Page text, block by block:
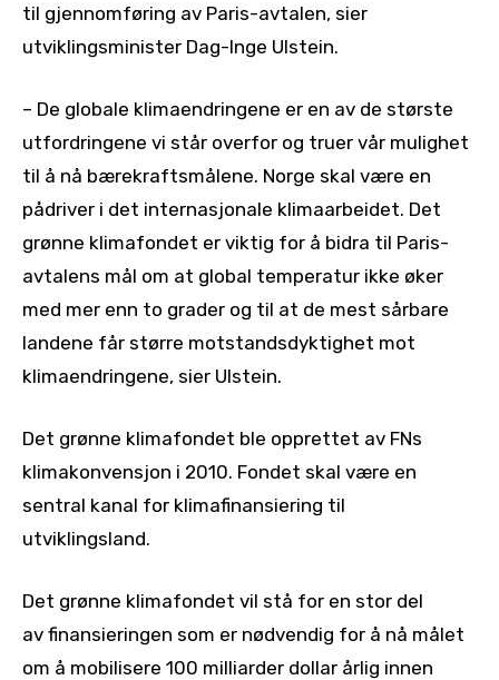
til gjennomføring av Paris-avtalen, sier
utviklingsminister Dag-Inge Ulstein.
– De globale klimaendringene er en av de største
utfordringene vi står overfor og truer vår mulighet
til å nå bærekraftsmålene. Norge skal være en
pådriver i det internasjonale klimaarbeidet. Det
grønne klimafondet er viktig for å bidra til Paris-
avtalens mål om at global temperatur ikke øker
med mer enn to grader og til at de mest sårbare
landene får større motstandsdyktighet mot
klimaendringene, sier Ulstein.
Det grønne klimafondet ble opprettet av FNs
klimakonvensjon i 2010. Fondet skal være en
sentral kanal for klimafinansiering til
utviklingsland.
Det grønne klimafondet vil stå for en stor del
av finansieringen som er nødvendig for å nå målet
om å mobilisere 100 milliarder dollar årlig innen